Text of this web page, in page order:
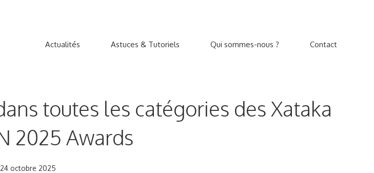
Actualités Astuces & Tutoriels Qui sommes-nous ? Contact
toutes les catégories des Xataka
2025 Awards
24 octobre 2025